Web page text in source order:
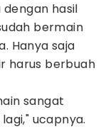
hasil
bermain
Hanya saja
harus berbuah
sangat
ucapnya.